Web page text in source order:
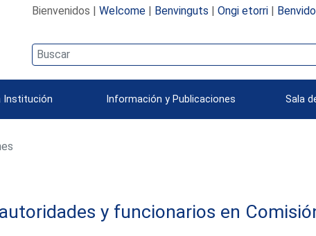
Bienvenidos | Welcome| Benvinguts | Ongi etorri|
Institución Información y Publicaciones Sala
y funcionarios en